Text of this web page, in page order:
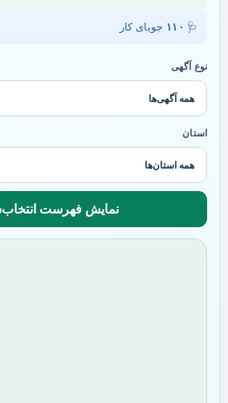
🩺 ۱۱۰ جویای کار
نوع آگهی
استان
نمایش فهرست